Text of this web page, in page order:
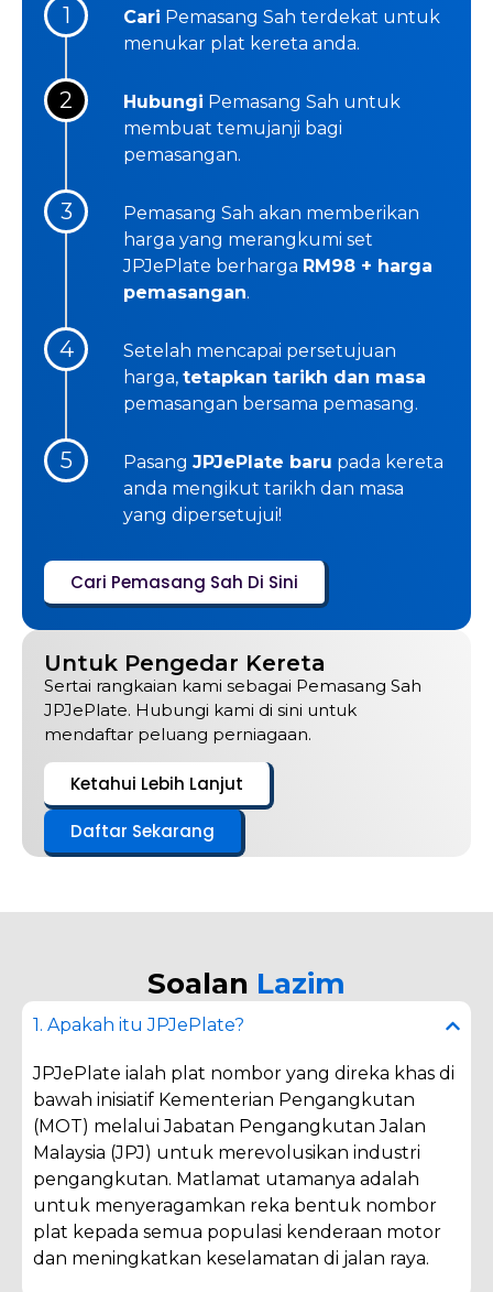
1 Cari Pemasang Sah terdekat untuk
menukar plat kereta anda.
2 Hubungi Pemasang Sah untuk
membuat temujanji bagi
pemasangan.
3
Pemasang Sah akan memberikan
harga yang merangkumi set
JPJePlate berharga RM98 + harga
pemasangan.
4
Setelah mencapai persetujuan
harga, tetapkan tarikh dan masa
pemasangan bersama pemasang.
5 Pasang JPJePlate baru pada kereta
anda mengikut tarikh dan masa
yang dipersetujui!
Cari Pemasang Sah Di Sini
Untuk Pengedar Kereta
Sertai rangkaian kami sebagai Pemasang Sah
JPJePlate. Hubungi kami di sini untuk
mendaftar peluang perniagaan.
Ketahui Lebih Lanjut
Daftar Sekarang
Soalan Lazim
1. Apakah itu JPJePlate?
JPJePlate ialah plat nombor yang direka khas di
bawah inisiatif Kementerian Pengangkutan
(MOT) melalui Jabatan Pengangkutan Jalan
Malaysia (JPJ) untuk merevolusikan industri
pengangkutan. Matlamat utamanya adalah
untuk menyeragamkan reka bentuk nombor
plat kepada semua populasi kenderaan motor
dan meningkatkan keselamatan di jalan raya.